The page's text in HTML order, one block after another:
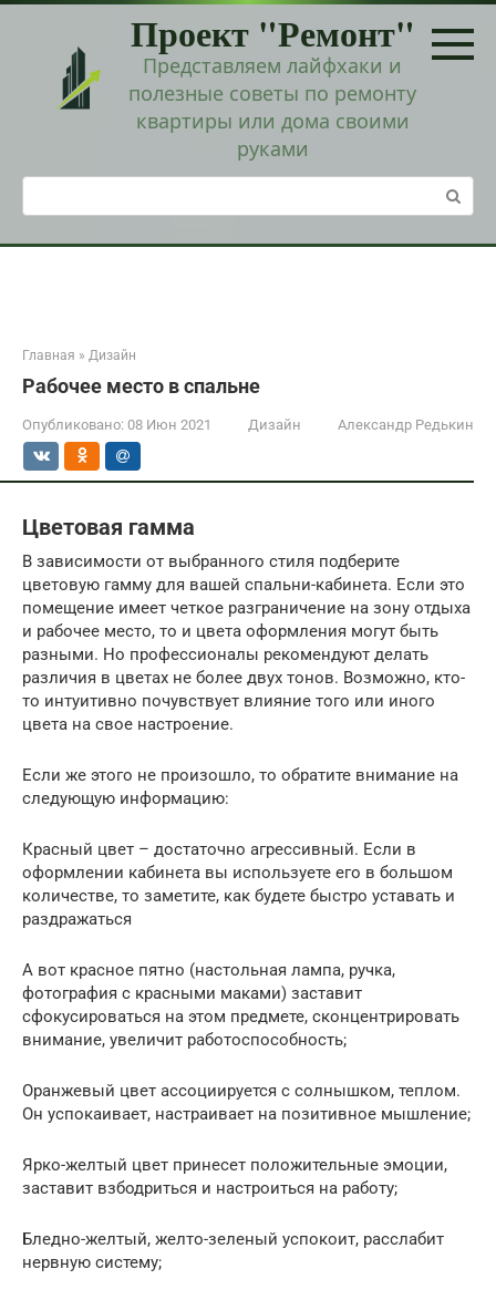
Перейти
Проект "Ремонт"
Представляем лайфхаки и
полезные советы по ремонту
квартиры или дома своими
руками
Поиск:
Главная » Дизайн
Рабочее место в спальне
Опубликовано: 08 Июн 2021 Дизайн Александр Редькин
Цветовая гамма
В зависимости от выбранного стиля подберите
цветовую гамму для вашей спальни-кабинета. Если это
помещение имеет четкое разграничение на зону отдыха
и рабочее место, то и цвета оформления могут быть
разными. Но профессионалы рекомендуют делать
различия в цветах не более двух тонов. Возможно, кто-
то интуитивно почувствует влияние того или иного
цвета на свое настроение.
Если же этого не произошло, то обратите внимание на
следующую информацию:
Красный цвет – достаточно агрессивный. Если в
оформлении кабинета вы используете его в большом
количестве, то заметите, как будете быстро уставать и
раздражаться
А вот красное пятно (настольная лампа, ручка,
фотография с красными маками) заставит
сфокусироваться на этом предмете, сконцентрировать
внимание, увеличит работоспособность;
Оранжевый цвет ассоциируется с солнышком, теплом.
Он успокаивает, настраивает на позитивное мышление;
Ярко-желтый цвет принесет положительные эмоции,
заставит взбодриться и настроиться на работу;
Бледно-желтый, желто-зеленый успокоит, расслабит
нервную систему;